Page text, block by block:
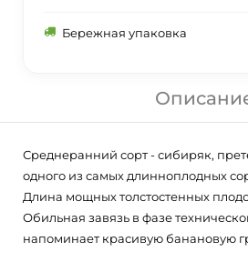
Бережная упаковка
Среднеранний сорт - сибиряк,
одного из самых длинноплодных
Длина мощных толстостенных
Обильная завязь в фазе
напоминает красивую банановую